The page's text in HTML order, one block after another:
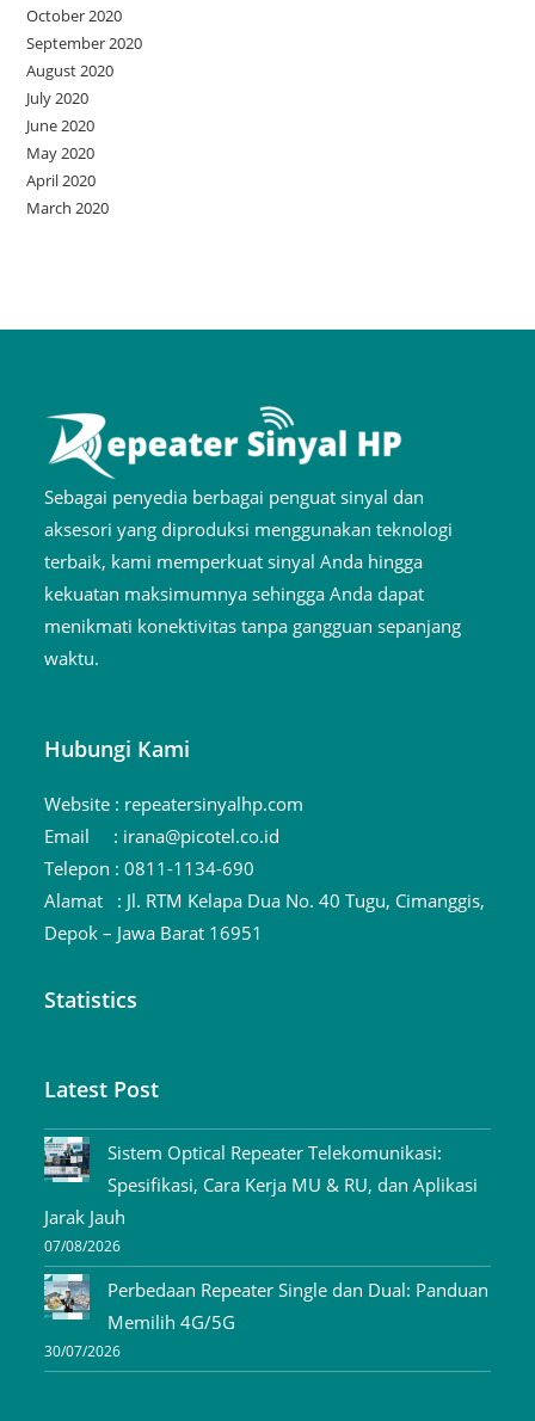
October 2020
September 2020
August 2020
July 2020
June 2020
May 2020
April 2020
March 2020
Sebagai penyedia berbagai penguat sinyal dan
aksesori yang diproduksi menggunakan teknologi
terbaik, kami memperkuat sinyal Anda hingga
kekuatan maksimumnya sehingga Anda dapat
menikmati konektivitas tanpa gangguan sepanjang
waktu.
Hubungi Kami
Website : repeatersinyalhp.com
Email : irana@picotel.co.id
Telepon :0811-1134-690
Alamat : Jl. RTM Kelapa Dua No. 40 Tugu, Cimanggis,
Depok – Jawa Barat 16951
Statistics
Latest Post
Sistem Optical Repeater Telekomunikasi:
Spesifikasi, Cara Kerja MU & RU, dan Aplikasi
Jarak Jauh
07/08/2026
Perbedaan Repeater Single dan Dual: Panduan
Memilih 4G/5G
30/07/2026